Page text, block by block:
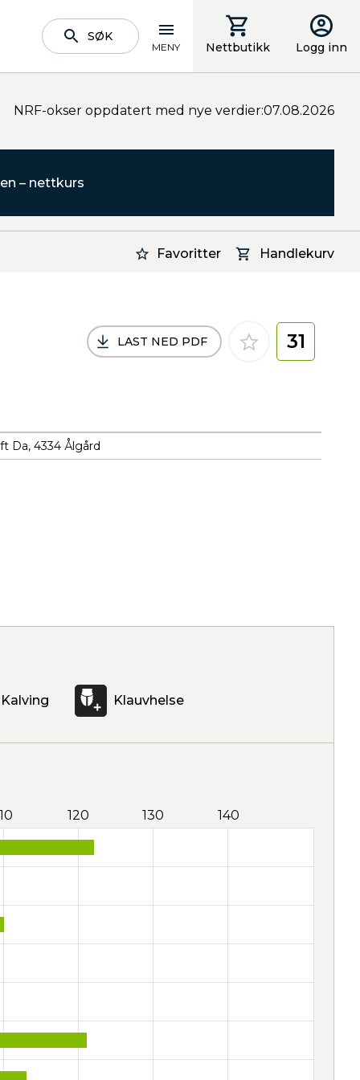
SØK
MENY Nettbutikk Logg inn
NRF-okser oppdatert med nye verdier:07.08.2026
– nettkurs
Favoritter Handlekurv
LAST NED PDF 31
Da, 4334 Ålgård
Kalving Klauvhelse
120 130 140